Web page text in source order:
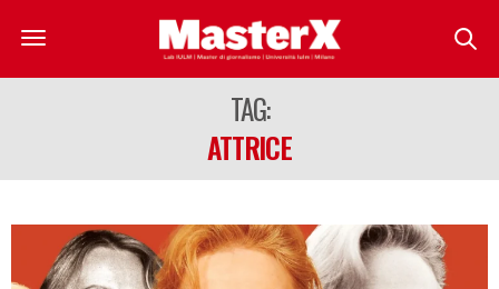
TAG:
ATTRICE